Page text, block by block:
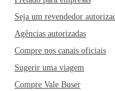
Seja um revendedor
Agências autorizadas
Compre nos canais oficiais
Sugerir uma viagem
Compre Vale Buser